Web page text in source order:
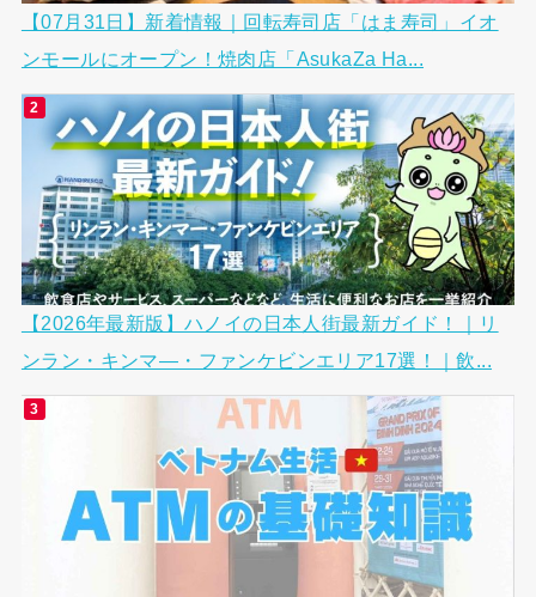
【07月31日】新着情報｜回転寿司店「はま寿司」イオ
ンモールにオープン！焼肉店「AsukaZa Ha...
【2026年最新版】ハノイの日本人街最新ガイド！｜リ
ンラン・キンマ―・ファンケビンエリア17選！｜飲...